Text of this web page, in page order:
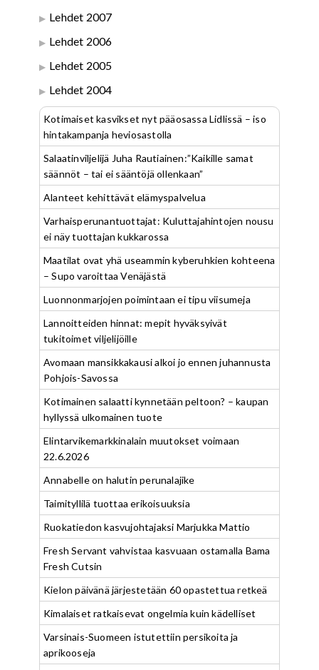
Lehdet 2007
Lehdet 2006
Lehdet 2005
Lehdet 2004
Kotimaiset kasvikset nyt pääosassa Lidlissä – iso
hintakampanja heviosastolla
Salaatinviljelijä Juha Rautiainen:”Kaikille samat
säännöt – tai ei sääntöjä ollenkaan”
Alanteet kehittävät elämyspalvelua
Varhaisperunantuottajat: Kuluttajahintojen nousu
ei näy tuottajan kukkarossa
Maatilat ovat yhä useammin kyberuhkien kohteena
– Supo varoittaa Venäjästä
Luonnonmarjojen poimintaan ei tipu viisumeja
Lannoitteiden hinnat: mepit hyväksyivät
tukitoimet viljelijöille
Avomaan mansikkakausi alkoi jo ennen juhannusta
Pohjois-Savossa
Kotimainen salaatti kynnetään peltoon? – kaupan
hyllyssä ulkomainen tuote
Elintarvikemarkkinalain muutokset voimaan
22.6.2026
Annabelle on halutin perunalajike
Taimityllilä tuottaa erikoisuuksia
Ruokatiedon kasvujohtajaksi Marjukka Mattio
Fresh Servant vahvistaa kasvuaan ostamalla Bama
Fresh Cutsin
Kielon päivänä järjestetään 60 opastettua retkeä
Kimalaiset ratkaisevat ongelmia kuin kädelliset
Varsinais-Suomeen istutettiin persikoita ja
aprikooseja